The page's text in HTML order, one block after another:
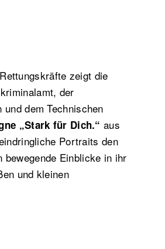
zeigt die
der
dem Technischen
„Stark für Dich.“ aus
Portraits den
bewegende Einblicke in ihr
und kleinen